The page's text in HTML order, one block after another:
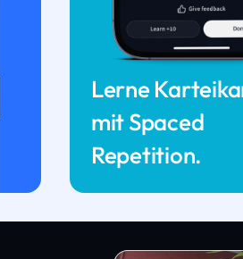
Lerne
mit Spaced
Repetition.